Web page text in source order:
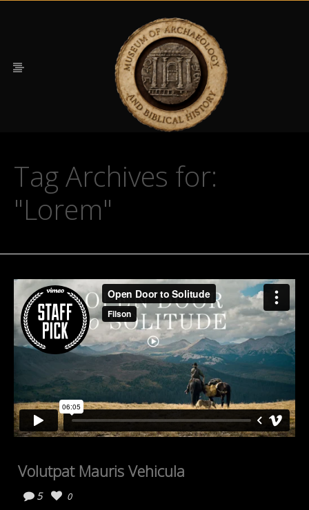
Tag Archives for:
"Lorem"
Volutpat Mauris Vehicula
5
0